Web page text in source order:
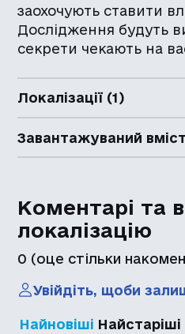
заохочують ставити
Дослідження будуть
секрети чекають на
Локалізації (1)
Завантажуваний
Коментарі та
локалізацію
0 (оце стільки
Увійдіть, щоби
Найновіші Найстаріші